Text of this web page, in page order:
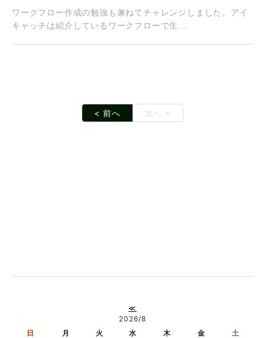
ワークフロー作成の勉強も兼ねてチャレンジしました。アイ
キャッチは紹介しているワークフローで生...
< 前へ 次へ >
≪
2026/8
日
月 火 水 木 金
土